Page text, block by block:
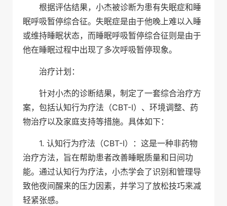
根据评估结果，小杰被诊断为患有失眠症和睡
眠呼吸暂停综合征。失眠症是由于他晚上难以入睡
或维持睡眠状态，而睡眠呼吸暂停综合征则是由于
他在睡眠过程中出现了多次呼吸暂停现象。
治疗计划：
针对小杰的诊断结果，制定了一套综合治疗方
案，包括认知行为疗法（CBT-I）、环境调整、药
物治疗以及家庭支持等措施。具体如下：
1. 认知行为疗法（CBT-I）：这是一种非药物
治疗方法，旨在帮助患者改善睡眠质量和日间功
能。通过认知行为疗法，小杰学会了识别和管理导
致他夜间醒来的压力因素，并学习了放松技巧来减
轻紧张感。